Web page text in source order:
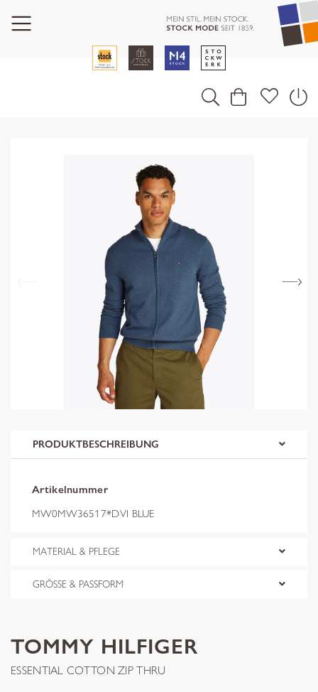
PRODUKTBESCHREIBUNG
Artikelnummer
MW0MW36517*DVI BLUE
MATERIAL & PFLEGE
GRÖSSE & PASSFORM
TOMMY HILFIGER
ESSENTIAL COTTON ZIP THRU